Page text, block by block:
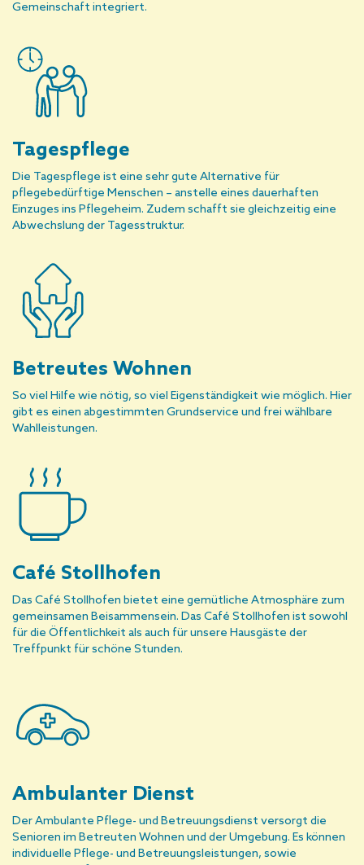
Gemeinschaft integriert.
Tagespflege
Die Tagespflege ist eine sehr gute Alternative für
pflegebedürftige Menschen – anstelle eines dauerhaften
Einzuges ins Pflegeheim. Zudem schafft sie gleichzeitig eine
Abwechslung der Tagesstruktur.
Betreutes Wohnen
So viel Hilfe wie nötig, so viel Eigenständigkeit wie möglich. Hier
gibt es einen abgestimmten Grundservice und frei wählbare
Wahlleistungen.
Café Stollhofen
Das Café Stollhofen bietet eine gemütliche Atmosphäre zum
gemeinsamen Beisammensein. Das Café Stollhofen ist sowohl
für die Öffentlichkeit als auch für unsere Hausgäste der
Treffpunkt für schöne Stunden.
Ambulanter Dienst
Der Ambulante Pflege- und Betreuungsdienst versorgt die
Senioren im Betreuten Wohnen und der Umgebung. Es können
individuelle Pflege- und Betreuungsleistungen, sowie